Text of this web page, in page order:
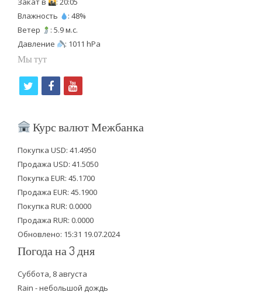
Влажность
: 48%
Ветер
: 5.9 м.с.
Давление
: 1011 hPa
Мы тут
i
t
e
r
f
c
b
o
o
k
y
u
u
b
e
Курс валют Межбанка
Покупка USD: 41.4950
Продажа USD: 41.5050
Покупка EUR: 45.1700
Продажа EUR: 45.1900
Покупка RUR: 0.0000
Продажа RUR: 0.0000
Обновлено: 15:31 19.07.2024
Погода на 3 дня
Суббота, 8 августа
Rain - небольшой дождь